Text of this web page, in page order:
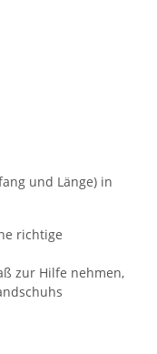
und Länge) in
richtige
zur Hilfe nehmen,